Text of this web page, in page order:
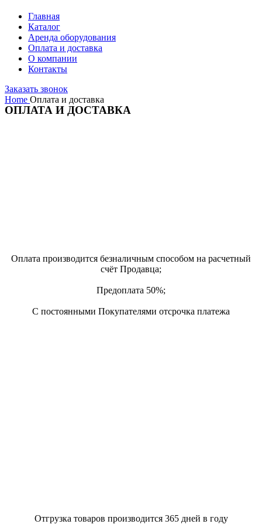
Главная
Каталог
Аренда оборудования
Оплата и доставка
О компании
Контакты
Заказать звонок
Home Оплата и доставка
ОПЛАТА И ДОСТАВКА
Оплата производится безналичным способом на расчетный
счёт Продавца;
Предоплата 50%;
С постоянными Покупателями отсрочка платежа
Отгрузка товаров производится 365 дней в году